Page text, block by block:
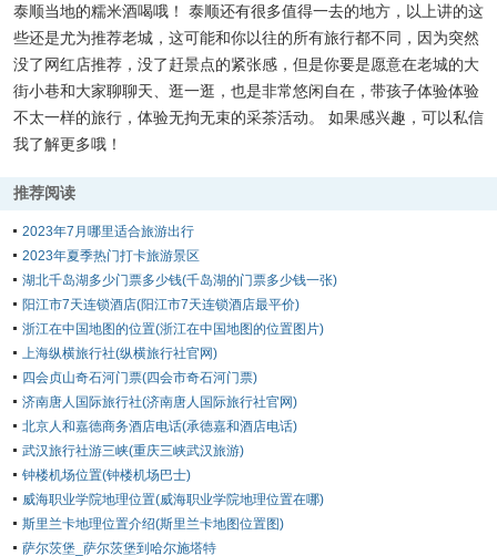
泰顺当地的糯米酒喝哦！ 泰顺还有很多值得一去的地方，以上讲的这
些还是尤为推荐老城，这可能和你以往的所有旅行都不同，因为突然
没了网红店推荐，没了赶景点的紧张感，但是你要是愿意在老城的大
街小巷和大家聊聊天、逛一逛，也是非常悠闲自在，带孩子体验体验
不太一样的旅行，体验无拘无束的采茶活动。 如果感兴趣，可以私信
我了解更多哦！
推荐阅读
2023年7月哪里适合旅游出行
2023年夏季热门打卡旅游景区
湖北千岛湖多少门票多少钱(千岛湖的门票多少钱一张)
阳江市7天连锁酒店(阳江市7天连锁酒店最平价)
浙江在中国地图的位置(浙江在中国地图的位置图片)
上海纵横旅行社(纵横旅行社官网)
四会贞山奇石河门票(四会市奇石河门票)
济南唐人国际旅行社(济南唐人国际旅行社官网)
北京人和嘉德商务酒店电话(承德嘉和酒店电话)
武汉旅行社游三峡(重庆三峡武汉旅游)
钟楼机场位置(钟楼机场巴士)
威海职业学院地理位置(威海职业学院地理位置在哪)
斯里兰卡地理位置介绍(斯里兰卡地图位置图)
萨尔茨堡_萨尔茨堡到哈尔施塔特